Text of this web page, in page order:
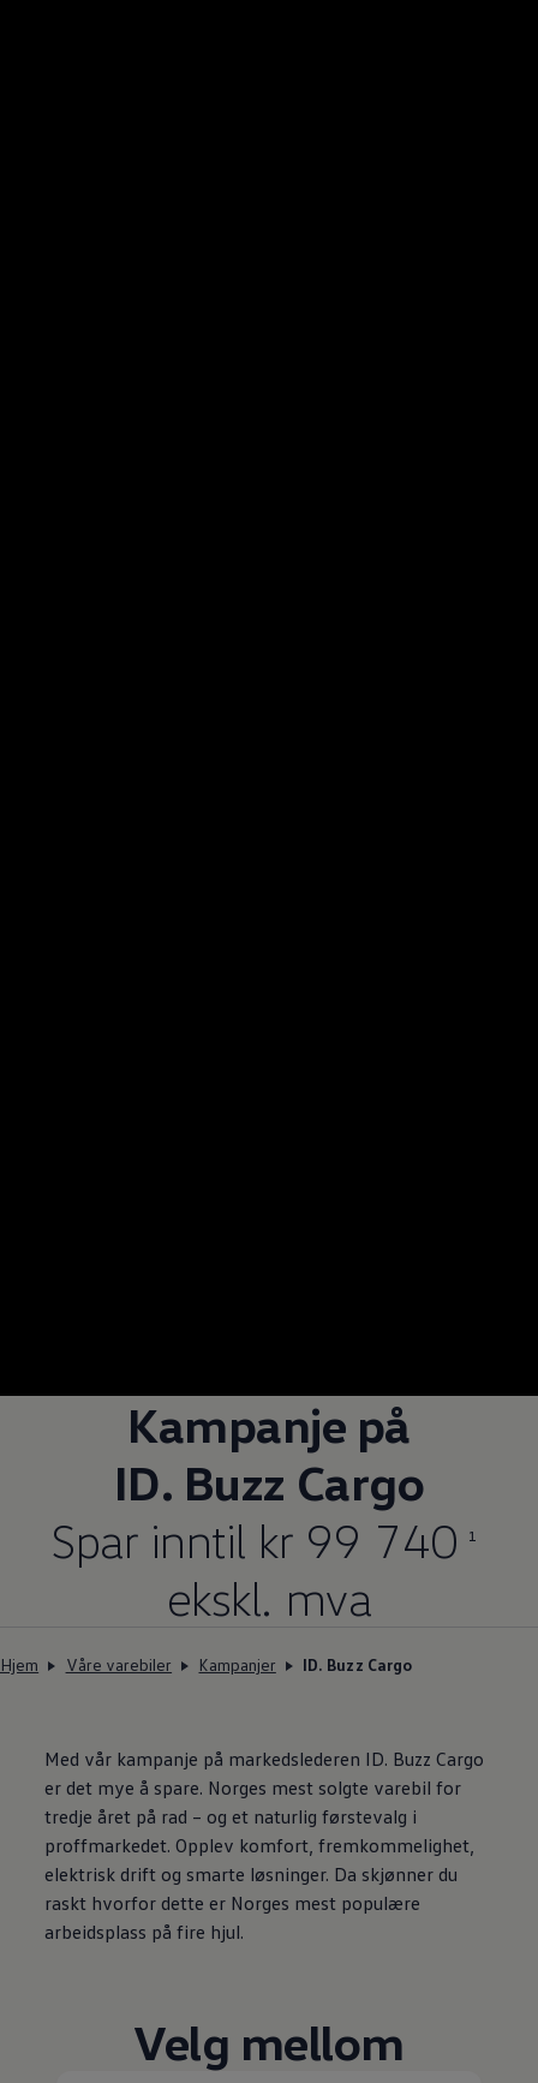
Kampanje på
ID. Buzz Cargo
Spar inntil kr 99 740
1
ekskl. mva
Hjem Våre varebiler Kampanjer ID. Buzz Cargo
Med vår kampanje på markedslederen ID. Buzz Cargo
er det mye å spare. Norges mest solgte varebil for
tredje året på rad – og et naturlig førstevalg i
proffmarkedet. Opplev komfort, fremkommelighet,
elektrisk drift og smarte løsninger. Da skjønner du
raskt hvorfor dette er Norges mest populære
arbeidsplass på fire hjul.
Velg mellom